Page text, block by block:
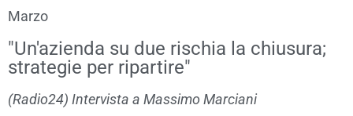
Marzo
"Un'azienda su due rischia la chiusura;
strategie per ripartire"
(Radio24) Intervista a Massimo Marciani